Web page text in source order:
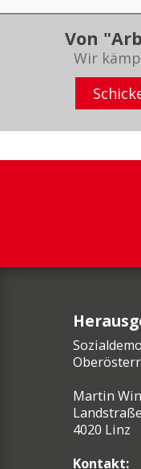
Von
Wir
Martin
4020 Linz
Kontakt: